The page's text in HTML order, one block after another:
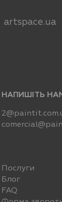
artspace.ua
НАПИШІТЬ
Послуги
Блог
FAQ